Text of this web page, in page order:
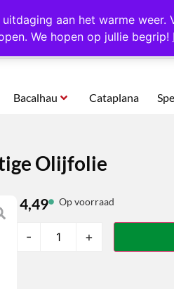
aan het warme weer.
We hopen op jullie begrip!
producten op voorraad Gratis
Bacalhau Cataplana
Olijfolie
4,49 Op voorraad
- +